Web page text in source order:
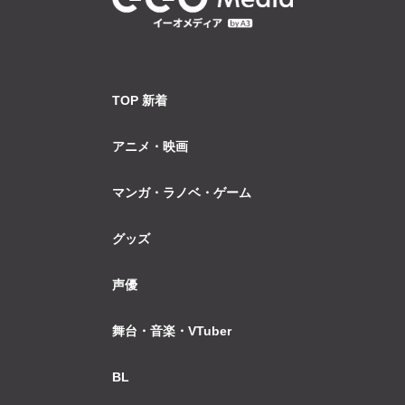
TOP 新着
アニメ・映画
マンガ・ラノベ・ゲーム
グッズ
声優
舞台・音楽・VTuber
BL